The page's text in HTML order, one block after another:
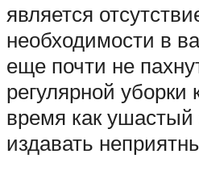
является
необходимости в
еще почти не
регулярной уборки
время как ушастый
издавать